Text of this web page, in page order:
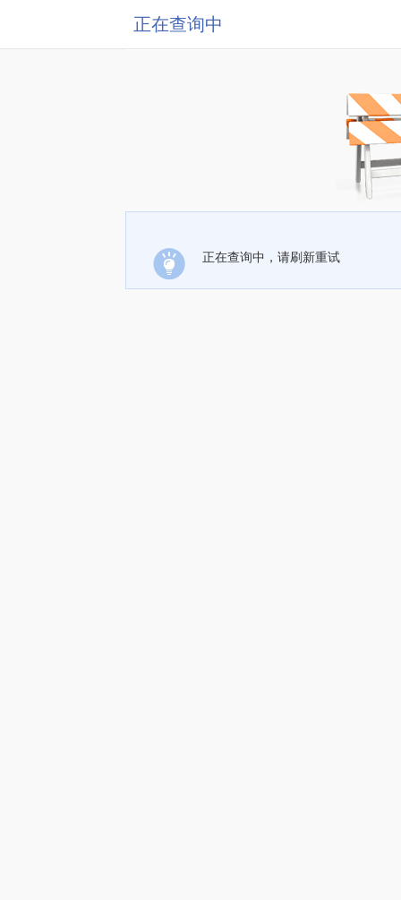
正在查询中
正在查询中，请刷新重试